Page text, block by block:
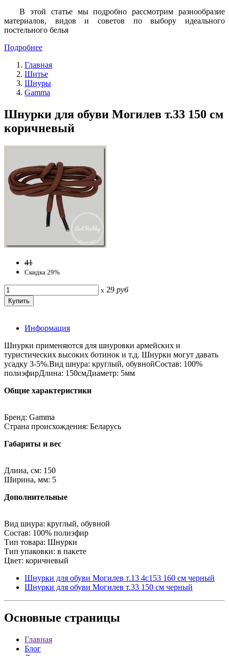
В этой статье мы подробно рассмотрим разнообразие
материалов, видов и советов по выбору идеального
постельного белья
Подробнее
Главная
Шитье
Шнуры
Gamma
Шнурки для обуви Могилев т.33 150 см
коричневый
41
Скидка 29%
x 29 руб
Информация
Шнурки применяются для шнуровки армейских и
туристических высоких ботинок и т.д. Шнурки могут давать
усадку 3-5%.Вид шнура: круглый, обувнойСостав: 100%
полиэфирДлина: 150смДиаметр: 5мм
Общие характеристики
Бренд: Gamma
Страна происхождения: Беларусь
Габариты и вес
Длина, см: 150
Ширина, мм: 5
Дополнительные
Вид шнура: круглый, обувной
Состав: 100% полиэфир
Тип товара: Шнурки
Тип упаковки: в пакете
Цвет: коричневый
Шнурки для обуви Могилев т.13 4с153 160 см черный
Шнурки для обуви Могилев т.33 150 см черный
Основные страницы
Главная
Блог